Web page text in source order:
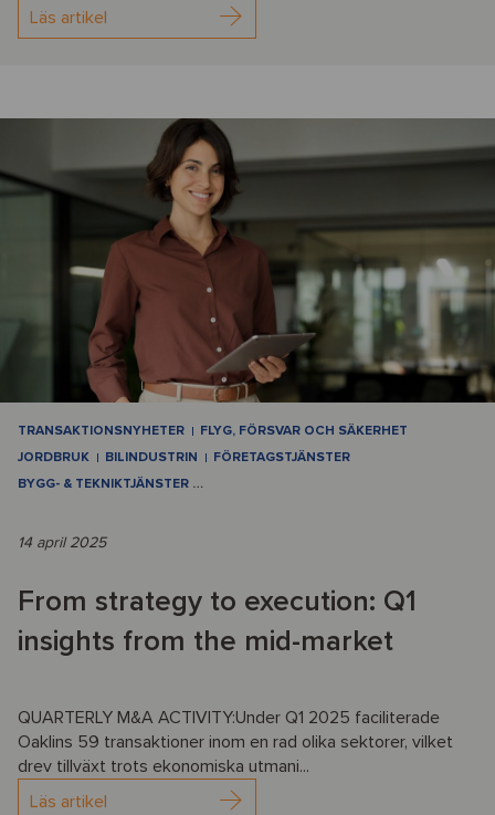
Läs artikel
TRANSAKTIONSNYHETER
FLYG, FÖRSVAR OCH SÄKERHET
JORDBRUK
BILINDUSTRIN
FÖRETAGSTJÄNSTER
BYGG- & TEKNIKTJÄNSTER …
14 april 2025
From strategy to execution: Q1
insights from the mid-market
QUARTERLY M&A ACTIVITY:Under Q1 2025 faciliterade
Oaklins 59 transaktioner inom en rad olika sektorer, vilket
drev tillväxt trots ekonomiska utmani...
Läs artikel